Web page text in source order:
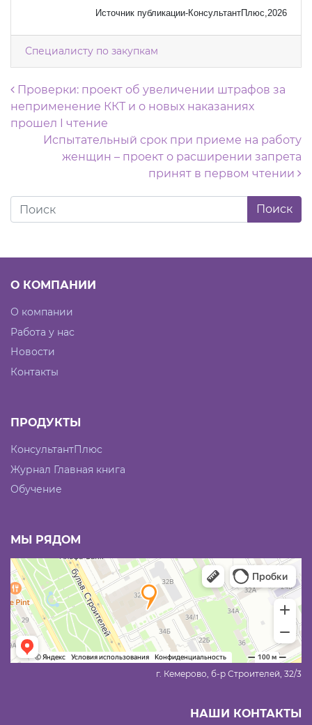
Источник публикации-КонсультантПлюс,2026
Специалисту по закупкам
Навигация по записям
Проверки: проект об увеличении штрафов за
неприменение ККТ и о новых наказаниях
прошел I чтение
Испытательный срок при приеме на работу
женщин – проект о расширении запрета
принят в первом чтении
О КОМПАНИИ
О компании
Работа у нас
Новости
Контакты
ПРОДУКТЫ
КонсультантПлюс
Журнал Главная книга
Обучение
МЫ РЯДОМ
г. Кемерово, б-р Строителей, 32/3
НАШИ КОНТАКТЫ